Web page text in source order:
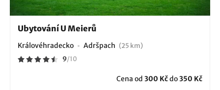
Ubytování U Meierů
Královéhradecko Adršpach (25 km)
9/10
Cena od 300 Kčdo350 Kč